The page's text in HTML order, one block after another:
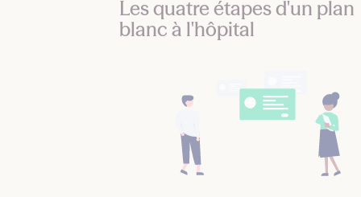
Les quatre étapes d'un plan
blanc à l'hôpital